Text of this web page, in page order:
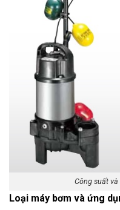
Công suất
Loại máy bơm và ứng